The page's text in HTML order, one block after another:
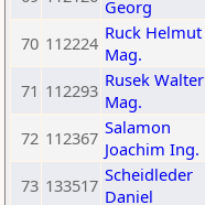
Georg
70 112224 Ruck Helmut
Mag.
71 112293 Rusek Walter
Mag.
72 112367 Salamon
Joachim Ing.
73 133517 Scheidleder
Daniel